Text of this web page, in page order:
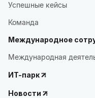
Успешные кейсы
Команда
Международное
Международная
ИТ-парк
Новости